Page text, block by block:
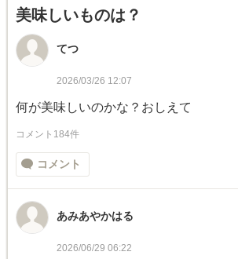
美味しいものは？
てつ
2026/03/26 12:07
何が美味しいのかな？おしえて
コメント184件
コメント
あみあやかはる
2026/06/29 06:22